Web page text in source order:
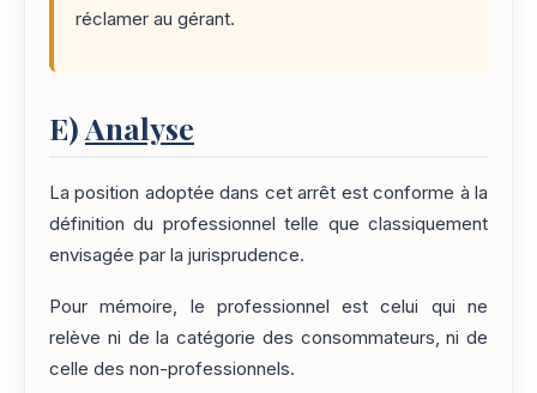
réclamer au gérant.
E)Analyse
La position adoptée dans cet arrêt est conforme à la
définition du professionnel telle que classiquement
envisagée par la jurisprudence.
Pour mémoire, le professionnel est celui qui ne
relève ni de la catégorie des consommateurs, ni de
celle des non-professionnels.